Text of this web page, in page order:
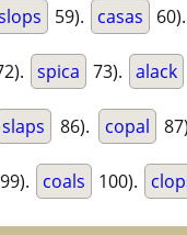
59). casas 60).
spica 73). alack
slaps 86). copal
99). coals 100).